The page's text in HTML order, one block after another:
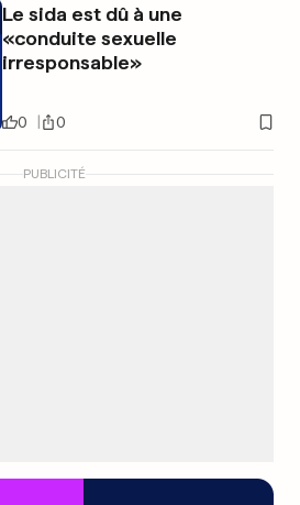
Le sida est dû à une
«conduite sexuelle
irresponsable»
0 0
PUBLICITÉ